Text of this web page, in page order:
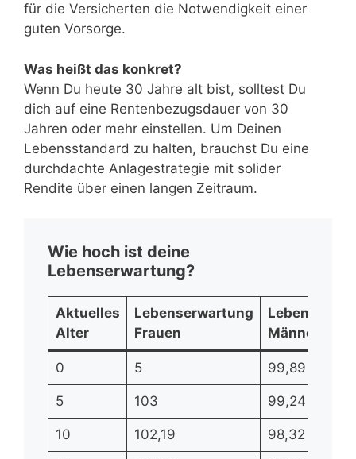
für die Versicherten die Notwendigkeit einer
guten Vorsorge.
Was heißt das konkret?
Wenn Du heute 30 Jahre alt bist, solltest Du
dich auf eine Rentenbezugsdauer von 30
Jahren oder mehr einstellen. Um Deinen
Lebensstandard zu halten, brauchst Du eine
durchdachte Anlagestrategie mit solider
Rendite über einen langen Zeitraum.
Wie hoch ist deine
Lebenserwartung?
Aktuelles
Alter
Lebenserwartung
Frauen
Männer
0 5 99,89
5 103 99,24
10 102,19 98,32